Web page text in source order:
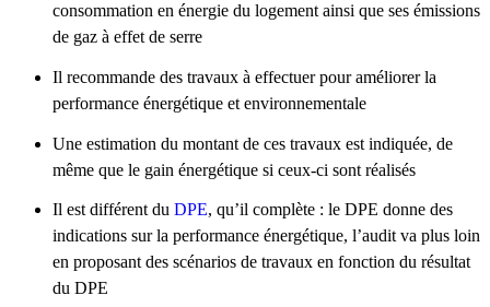
consommation en énergie du logement ainsi que ses émissions
de gaz à effet de serre
Il recommande des travaux à effectuer pour améliorer la
performance énergétique et environnementale
Une estimation du montant de ces travaux est indiquée, de
même que le gain énergétique si ceux-ci sont réalisés
Il est différent du DPE, qu’il complète : le DPE donne des
indications sur la performance énergétique, l’audit va plus loin
en proposant des scénarios de travaux en fonction du résultat
du DPE